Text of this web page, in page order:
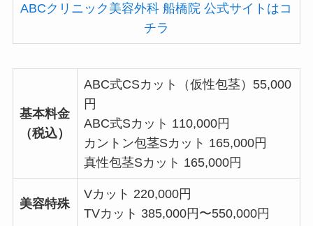
ABCクリニック美容外科 船橋院 公式サイトはコ
チラ
基本料金
（税込）
ABC式CSカット（仮性包茎）55,000
円
ABC式Sカット 110,000円
カントン包茎Sカット 165,000円
真性包茎Sカット 165,000円
美容特殊
Vカット 220,000円
TVカット 385,000円〜550,000円